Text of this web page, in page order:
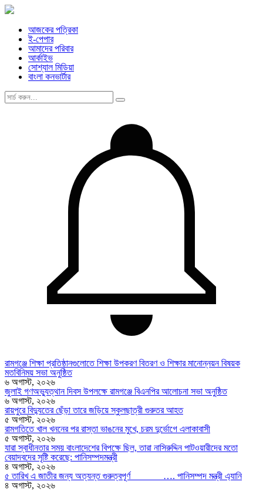
আজকের পত্রিকা
ই-পেপার
আমাদের পরিবার
আর্কাইভ
সোশ্যাল মিডিয়া
বাংলা কনভার্টার
রামগঞ্জে শিক্ষা প্রতিষ্ঠানগুলোতে শিক্ষা উপকরণ বিতরণ ও শিক্ষার মানোন্নয়ন বিষয়ক
মতবিনিময় সভা অনুষ্ঠিত
৬ অগাস্ট, ২০২৬
জুলাই গণঅভ্যুত্থান দিবস উপলক্ষে রামগঞ্জে বিএনপির আলোচনা সভা অনুষ্ঠিত
৬ অগাস্ট, ২০২৬
রায়পুরে বিদ্যুতের ছেঁড়া তারে জড়িয়ে স্কুলছাত্রী গুরুতর আহত
৫ অগাস্ট, ২০২৬
রামগতিতে খাল খননের পর রাস্তা ভাঙনের মুখে, চরম দুর্ভোগে এলাকাবাসী
৫ অগাস্ট, ২০২৬
যারা স্বাধীনতার সময় বাংলাদেশের বিপক্ষে ছিল, তারা নাসিরুদ্দিন পাটওয়ারীদের মতো
বেয়াদবদের সৃষ্টি করেছে: পানিসম্পদমন্ত্রী
৪ অগাস্ট, ২০২৬
৫ তারিখ এ জাতীর জন্য অত্যন্ত গুরুত্বপূর্ণ …. পানিসম্পদ মন্ত্রী এ্যানি
৪ অগাস্ট, ২০২৬